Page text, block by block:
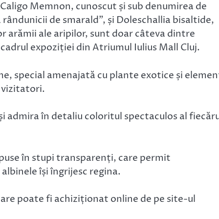
Memnon, cunoscut și sub denumirea de
de smarald”, și Doleschallia bisaltide,
ale aripilor, sunt doar câteva dintre
expoziției din Atriumul Iulius Mall Cluj.
special amenajată cu plante exotice și
vizitatori.
admira în detaliu coloritul spectaculos al
în stupi transparenți, care permit
își îngrijesc regina.
poate fi achiziționat online de pe site-ul